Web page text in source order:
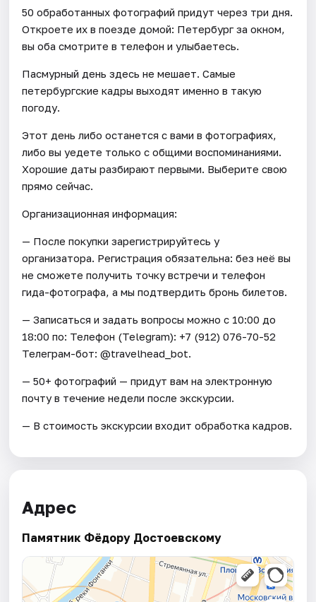
50 обработанных фотографий придут через три дня.
Откроете их в поезде домой: Петербург за окном,
вы оба смотрите в телефон и улыбаетесь.
Пасмурный день здесь не мешает. Самые
петербургские кадры выходят именно в такую
погоду.
Этот день либо останется с вами в фотографиях,
либо вы уедете только с общими воспоминаниями.
Хорошие даты разбирают первыми. Выберите свою
прямо сейчас.
Организационная информация:
— После покупки зарегистрируйтесь у
организатора. Регистрация обязательна: без неё вы
не сможете получить точку встречи и телефон
гида-фотографа, а мы подтвердить бронь билетов.
— Записаться и задать вопросы можно с 10:00 до
18:00 по: Телефон (Telegram): +7 (912) 076-70-52
Телеграм-бот: @travelhead_bot.
— 50+ фотографий — придут вам на электронную
почту в течение недели после экскурсии.
— В стоимость экскурсии входит обработка кадров.
Адрес
Памятник Фёдору Достоевскому